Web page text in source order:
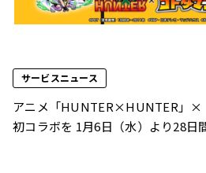
サービスニュース
アニメ「HUNTER×HUNTER」×
初コラボを 1月6日（水）より28日